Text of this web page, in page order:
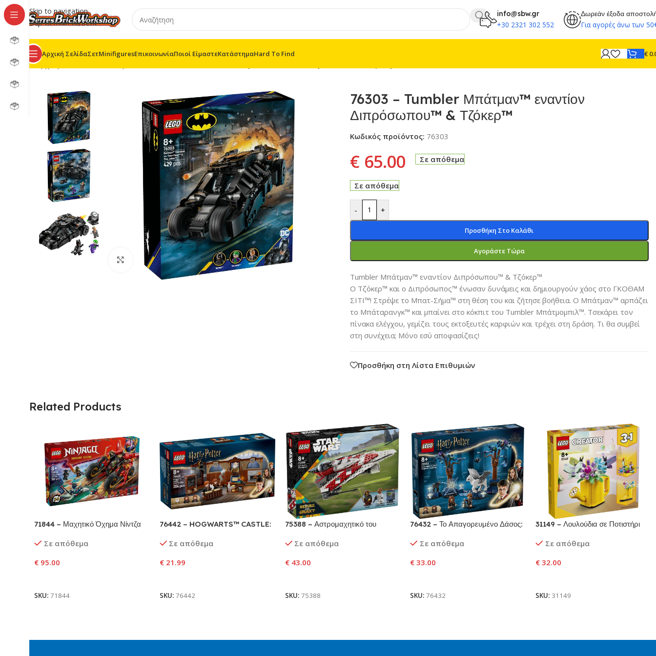
Skip to navigation
Skip to main content
info@sbw.gr
+30 2321 302 552
Δωρεάν έξοδα
Για αγορές άνω των
Αρχική ΣελίδαΣετMinifiguresΕπικοινωνίαΠοιοί ΕίμαστεΚατάστημαHard To Find €
Αρχική σελίδα
Click to enlarge
76303 – Tumbler Μπάτμαν™ εναντίον
Διπρόσωπου™ & Τζόκερ™
Κωδικός προϊόντος: 76303
€65.00 Σε απόθεμα
Σε απόθεμα
- +
Προσθήκη Στο Καλάθι
Αγοράστε Τώρα
Tumbler Μπάτμαν™ εναντίον Διπρόσωπου™ & Τζόκερ™
Ο Τζόκερ™ και ο Διπρόσωπος™ ένωσαν δυνάμεις και δημιουργούν χάος στο ΓΚΟΘΑΜ
ΣΙΤΙ™! Στρέψε το Μπατ-Σήμα™ στη θέση του και ζήτησε βοήθεια. Ο Μπάτμαν™ αρπάζει
το Μπάταρανγκ™ και μπαίνει στο κόκπιτ του Tumbler Μπάτμομπιλ™. Τσεκάρει τον
πίνακα ελέγχου, γεμίζει τους εκτοξευτές καρφιών και τρέχει στη δράση. Τι θα συμβεί
στη συνέχεια; Μόνο εσύ αποφασίζεις!
Προσθήκη στη Λίστα Επιθυμιών
Related Products
71844 – Μαχητικό Όχημα Νίντζα
Σε απόθεμα
€ 95.00
SKU: 71844
76442 – HOGWARTS™ CASTLE:
Σε απόθεμα
€21.99
SKU: 76442
75388 – Αστρομαχητικό του
Σε απόθεμα
€43.00
SKU: 75388
76432 – Το Απαγορευμένο Δάσος:
Σε απόθεμα
€ 33.00
SKU:76432
31149 – Λουλούδια σε Ποτιστήρι
Σε απόθεμα
€ 32.00
SKU: 31149